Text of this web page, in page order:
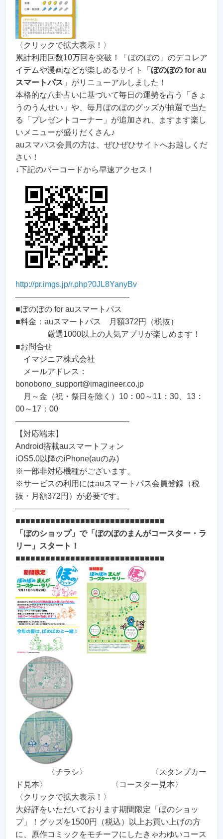
〈クリックで拡大表示！〉
累計利用回数10万回を突破！「ぼのぼの」のデコレア
イテムや漫画などが楽しめるサイト「 ぼのぼの for au
スマートパス 」がリニューアルしました！
本格的な八卦占いに基づいて毎日の運勢を占う「きょ
うのうんせい」や、毎月ぼのぼのグッズが抽選で当た
る「プレゼントコーナー」が追加され、ますます楽し
いメニューが盛りだくさん♪
auスマパス会員の方は、ぜひぜひサイトへお越しくだ
さい！
↓下記のバーコードから早速アクセス！
http://pr.imgs.jp/r.php?0JL8YanyBv
——————————————-
■ぼのぼの for auスマートパス
■料金：auスマートパス 月額372円（税抜）
厳選1000以上の人気アプリが楽しめます！
■お問合せ
イマジニア株式会社
メールアドレス：
bonobono_support@imagineer.co.jp
月～金（祝・祭日を除く）10：00～11：30、13：
00～17：00
——————————————-
【対応端末】
Android搭載auスマートフォン
iOS5.0以降のiPhone(auのみ)
※一部非対応機種がございます。
※サービスの利用にはauスマートパス会員登録（税
抜・月額372円）が必要です。
——————————————-
■■■■■■■■■■■■■■■■■■■■■■■■■■■■■■
「ぼのショップ」で「ぼのぼのまんがコースター・ラ
リー」スタート！
■■■■■■■■■■■■■■■■■■■■■■■■■■■■■■
〈チラシ〉 〈スタンプカー
ド見本〉 〈コースター見本〉
〈クリックで拡大表示！〉
大好評をいただいております期間限定「ぼのショッ
プ」！グッズを1500円（税込）以上お買い上げの方
に、原作コミックをモチーフにしたきゃわゆいコース